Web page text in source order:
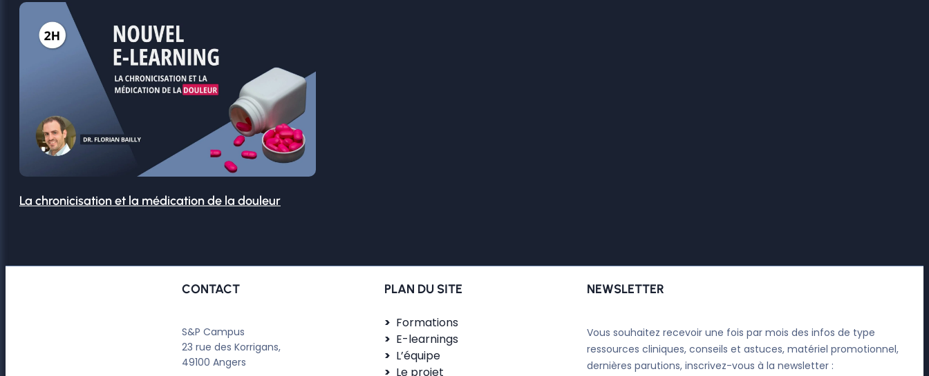
La chronicisation et la médication de la douleur
CONTACT
S&P Campus
23 rue des Korrigans,
49100 Angers
PLAN DU SITE
Formations
E-learnings
L’équipe
Le projet
NEWSLETTER
Vous souhaitez recevoir une fois par mois des infos de type
ressources cliniques, conseils et astuces, matériel promotionnel,
dernières parutions, inscrivez-vous à la newsletter :